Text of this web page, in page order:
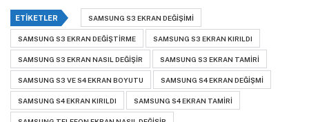
ETIKETLER SAMSUNG S3 EKRAN DEĞIŞIMI
SAMSUNG S3 EKRAN DEĞIŞTIRME SAMSUNG S3 EKRAN KIRILDI
SAMSUNG S3 EKRAN NASIL DEĞIŞIR SAMSUNG S3 EKRAN TAMIRI
SAMSUNG S3 VE S4 EKRAN BOYUTU SAMSUNG S4 EKRAN DEĞIŞMI
SAMSUNG S4 EKRAN KIRILDI SAMSUNG S4 EKRAN TAMIRI